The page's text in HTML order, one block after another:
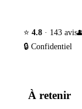
⭐ 4.8 · 143 avis
🔒 Confidentiel
À retenir